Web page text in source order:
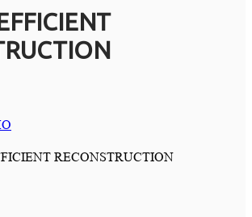
RECONSTRUCTION